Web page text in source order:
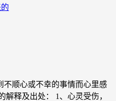
不顺心或不幸的事情而心里感
解释及出处： 1、心灵受伤，